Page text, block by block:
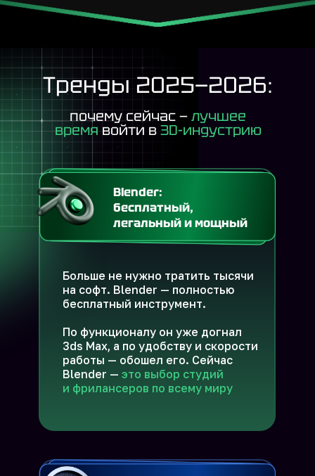
Blender:
бесплатный,
легальный и мощный
Больше не нужно тратить тысячи
на софт. Blender — полностью
бесплатный инструмент.
По функционалу он уже догнал
3ds Max, а по удобству и скорости
работы — обошел его. Сейчас
Blender — это выбор студий
и фрилансеров по всему миру
почему сейчас —лучшее
время войти в3D-индустрию
Тренды 2025−2026: